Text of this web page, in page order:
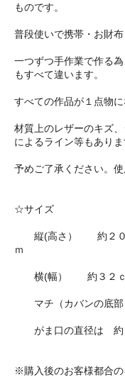
ものです。
普段使いで携帯・お財
一つずつ手作業で作る
もすべて違います。
すべての作品が１点物に
材質上のレザーのキズ
によるライン等もあり
予めご了承ください。使
☆サイズ
縦(高さ） 約２０
ｍ
横(幅） 約３２
マチ（カバンの底
がま口の直径は
※購入後のお客様都合の